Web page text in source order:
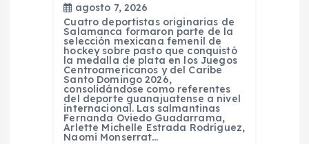
agosto 7, 2026
Cuatro deportistas originarias de
Salamanca formaron parte de la
selección mexicana femenil de
hockey sobre pasto que conquistó
la medalla de plata en los Juegos
Centroamericanos y del Caribe
Santo Domingo 2026,
consolidándose como referentes
del deporte guanajuatense a nivel
internacional. Las salmantinas
Fernanda Oviedo Guadarrama,
Arlette Michelle Estrada Rodríguez,
Naomi Monserrat…